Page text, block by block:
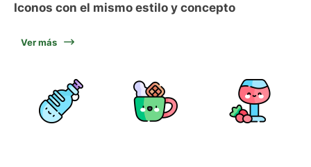
Iconos con el mismo estilo y concepto
Ver más